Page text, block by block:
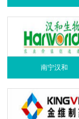
南宁汉和